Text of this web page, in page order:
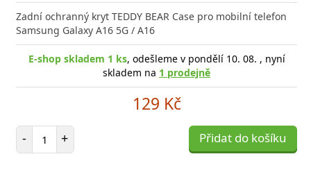
Zadní ochranný kryt TEDDY BEAR Case pro mobilní telefon
Samsung Galaxy A16 5G / A16
E-shop skladem 1 ks, odešleme v pondělí 10. 08. , nyní
skladem na 1 prodejně
129 Kč
- Počet položek
+ Přidat do košíku